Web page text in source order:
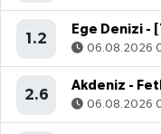
1.2
Ege Denizi -
06.08.2026
2.6
06.08.2026